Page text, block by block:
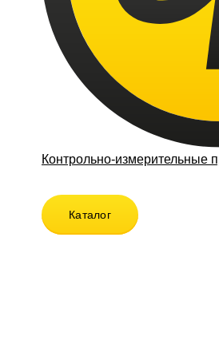
Контрольно-измерительные
Каталог